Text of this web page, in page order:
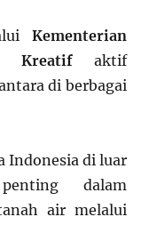
Kementerian
Kreatifaktif
di berbagai
Indonesia di luar
dalam
air melalui